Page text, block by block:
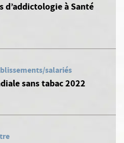
d’addictologie à Santé
salariés
sans tabac 2022